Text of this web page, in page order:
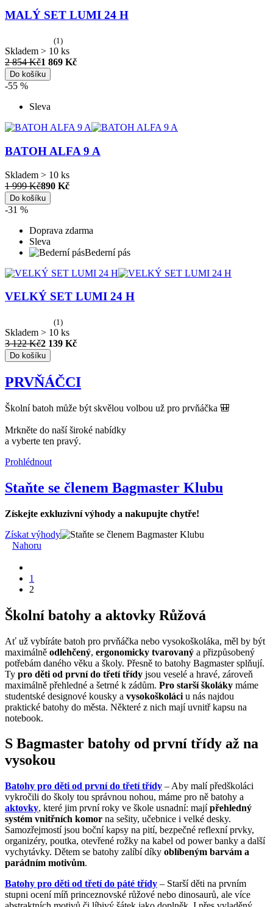
MALÝ SET LUMI 24 H
(1)
Skladem > 10 ks
2 854 Kč1 869 Kč
Do košíku
-55 %
Sleva
BATOH ALFA 9 A
Skladem > 10 ks
1 999 Kč890 Kč
Do košíku
-31 %
Doprava zdarma
Sleva
Bederní pás
VELKÝ SET LUMI 24 H
(1)
Skladem > 10 ks
3 122 Kč2 139 Kč
Do košíku
PRVŇÁČCI
Školní batoh může být skvělou volbou už pro prvňáčka 🎒
Mrkněte do naší široké nabídky
a vyberte ten pravý.
Prohlédnout
Staňte se členem Bagmaster Klubu
Získejte exkluzivní výhody a nakupujte chytře!
Získat výhody
Nahoru
1
2
Školní batohy a aktovky Růžová
Ať už vybíráte batoh pro prvňáčka nebo vysokoškoláka, měl by být
maximálně odlehčený, ergonomicky tvarovaný a přizpůsobený
potřebám daného věku a školy. Přesně to batohy Bagmaster splňují.
Ty pro děti od první do třetí třídy jsou veselé a hravé, zároveň
maximálně přehledné a šetrné k zádům. Pro starší školáky máme
studentské designové kousky a vysokoškoláci u nás najdou
praktické batohy do města. Některé z nich mají uvnitř kapsu na
notebook.
S Bagmaster batohy od první třídy až na
vysokou
Batohy pro děti od první do třetí třídy – Aby malí předškoláci
vykročili do školy tou správnou nohou, máme pro ně batohy a
aktovky, které jim první roky ve škole usnadní: majípřehledný
systém vnitřních komor na sešity, učebnice i velké desky.
Samozřejmostí jsou boční kapsy na pití, bezpečné reflexní prvky,
organizéry, poutka, otevřené rožky na kabel od power banky a další
vychytávky. Dětem se batohy zalíbí díky oblíbeným barvám a
parádním motivům.
Batohy pro děti od třetí do páté třídy – Starší děti na prvním
stupni ocení míň princeznovské růžové nebo dinosaurů, ale více